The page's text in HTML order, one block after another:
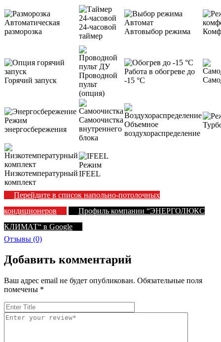
Автоматическая
разморозка
24-часовой
таймер
Автовыбор режима
Горячий запуск
Проводной
пульт
(опция)
Работа в обогреве до
-15 °С
Режим
энергосбережения
Самоочистка
внутреннего
блока
Объемное
воздухораспределение
Низкотемпературный
комплект
Режим
IFEEL
Перейдите в список напольно-потолочных
кондиционеров
Профиль компании “ЭНЕРГОЛЮКС
КЛИМАТ“ в Google
Отзывы (0)
Добавить комментарий
Ваш адрес email не будет опубликован. Обязательные поля
помечены *